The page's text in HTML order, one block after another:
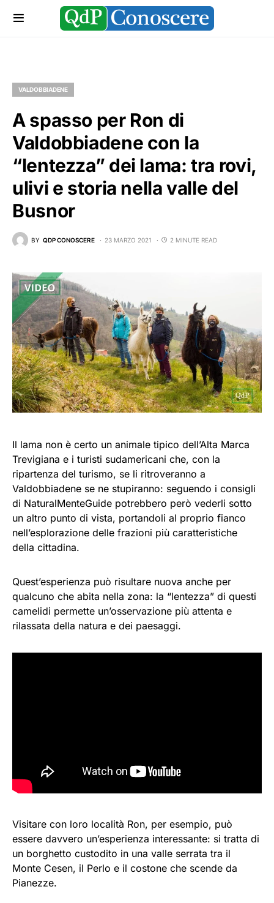
VALDOBBIADENE
A spasso per Ron di
Valdobbiadene con la
“lentezza” dei lama: tra rovi,
ulivi e storia nella valle del
Busnor
BY QDP CONOSCERE 23 MARZO 2021 2 MINUTE READ
Il lama non è certo un animale tipico dell’Alta Marca
Trevigiana e i turisti sudamericani che, con la
ripartenza del turismo, se li ritroveranno a
Valdobbiadene se ne stupiranno: seguendo i consigli
di NaturalMenteGuide potrebbero però vederli sotto
un altro punto di vista, portandoli al proprio fianco
nell’esplorazione delle frazioni più caratteristiche
della cittadina.
Quest’esperienza può risultare nuova anche per
qualcuno che abita nella zona: la “lentezza” di questi
camelidi permette un’osservazione più attenta e
rilassata della natura e dei paesaggi.
Visitare con loro località Ron, per esempio, può
essere davvero un’esperienza interessante: si tratta di
un borghetto custodito in una valle serrata tra il
Monte Cesen, il Perlo e il costone che scende da
Pianezze.